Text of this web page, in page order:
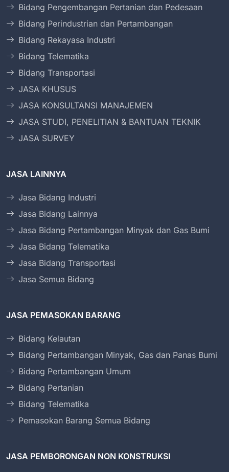
Bidang Pengembangan Pertanian dan Pedesaan
Bidang Perindustrian dan Pertambangan
Bidang Rekayasa Industri
Bidang Telematika
Bidang Transportasi
JASA KHUSUS
JASA KONSULTANSI MANAJEMEN
JASA STUDI, PENELITIAN & BANTUAN TEKNIK
JASA SURVEY
JASA LAINNYA
Jasa Bidang Industri
Jasa Bidang Lainnya
Jasa Bidang Pertambangan Minyak dan Gas Bumi
Jasa Bidang Telematika
Jasa Bidang Transportasi
Jasa Semua Bidang
JASA PEMASOKAN BARANG
Bidang Kelautan
Bidang Pertambangan Minyak, Gas dan Panas Bumi
Bidang Pertambangan Umum
Bidang Pertanian
Bidang Telematika
Pemasokan Barang Semua Bidang
JASA PEMBORONGAN NON KONSTRUKSI